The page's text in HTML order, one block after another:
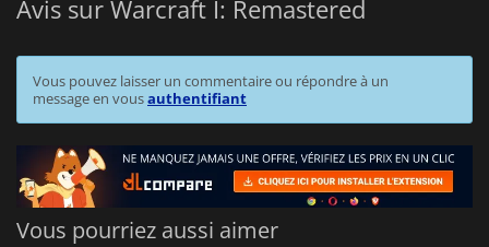
Avis sur Warcraft I: Remastered
Vous pouvez laisser un commentaire ou répondre à un
message en vousauthentifiant
Vous pourriez aussi aimer